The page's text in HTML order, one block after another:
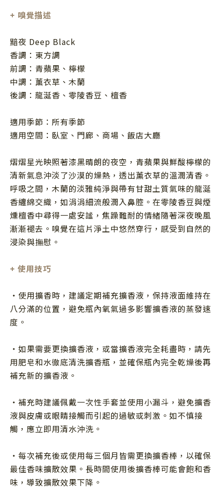
+ 嗅覺描述
黯夜 Deep Black
香調：東方調
前調：青蘋果、檸檬
中調：薰衣草、木蘭
後調：龍涎香、零陵香豆、檀香
適用季節：所有季節
適用空間：臥室、門廊、商場、飯店大廳
熠熠星光映照著漆黑晴朗的夜空，青蘋果與鮮酸檸檬的
清新氣息沖淡了沙漠的燥熱，透出薰衣草的溫潤清香。
呼吸之間，木蘭的淡雅純淨與帶有甘甜土質氣味的龍涎
香纏綿交織，如涓涓細流般潤入鼻腔。在零陵香豆與煙
燻檀香中尋得一處安謐，焦躁難耐的情緒隨著深夜晚風
漸漸褪去。嗅覺在這片淨土中悠然穿行，感受到自然的
浸染與撫慰。
+ 使用技巧
・使用擴香時，建議定期補充擴香液，保持液面維持在
八分滿的位置，避免瓶內氧氣過多影響擴香液的蒸發速
度。
・如果需要更換擴香液，或當擴香液完全耗盡時，請先
用肥皂和水徹底清洗擴香瓶，並確保瓶內完全乾燥後再
補充新的擴香液。
・補充時建議佩戴一次性手套並使用小漏斗，避免擴香
液與皮膚或眼睛接觸而引起的過敏或刺激。如不慎接
觸，應立即用清水沖洗。
・每次補充後或使用每三個月皆需更換擴香棒，以確保
最佳香味擴散效果。長時間使用後擴香棒可能會飽和香
味，導致擴散效果下降。